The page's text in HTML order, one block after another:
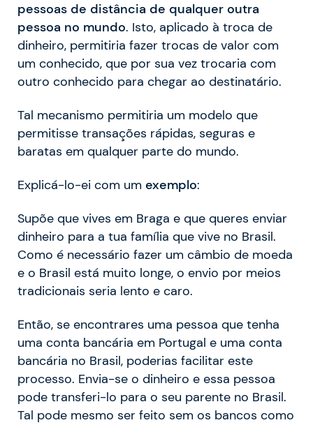
pessoas de distância de qualquer outra
pessoa no mundo. Isto, aplicado à troca de
dinheiro, permitiria fazer trocas de valor com
um conhecido, que por sua vez trocaria com
outro conhecido para chegar ao destinatário.
Tal mecanismo permitiria um modelo que
permitisse transações rápidas, seguras e
baratas em qualquer parte do mundo.
Explicá-lo-ei com um exemplo:
Supõe que vives em Braga e que queres enviar
dinheiro para a tua família que vive no Brasil.
Como é necessário fazer um câmbio de moeda
e o Brasil está muito longe, o envio por meios
tradicionais seria lento e caro.
Então, se encontrares uma pessoa que tenha
uma conta bancária em Portugal e uma conta
bancária no Brasil, poderias facilitar este
processo. Envia-se o dinheiro e essa pessoa
pode transferi-lo para o seu parente no Brasil.
Tal pode mesmo ser feito sem os bancos como